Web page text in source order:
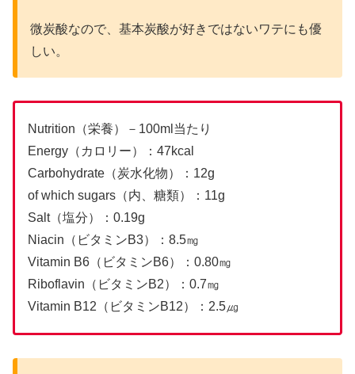
微炭酸なので、基本炭酸が好きではないワテにも優
しい。
Nutrition（栄養）－100ml当たり
Energy（カロリー）：47kcal
Carbohydrate（炭水化物）：12g
of which sugars（内、糖類）：11g
Salt（塩分）：0.19g
Niacin（ビタミンB3）：8.5㎎
Vitamin B6（ビタミンB6）：0.80㎎
Riboflavin（ビタミンB2）：0.7㎎
Vitamin B12（ビタミンB12）：2.5㎍